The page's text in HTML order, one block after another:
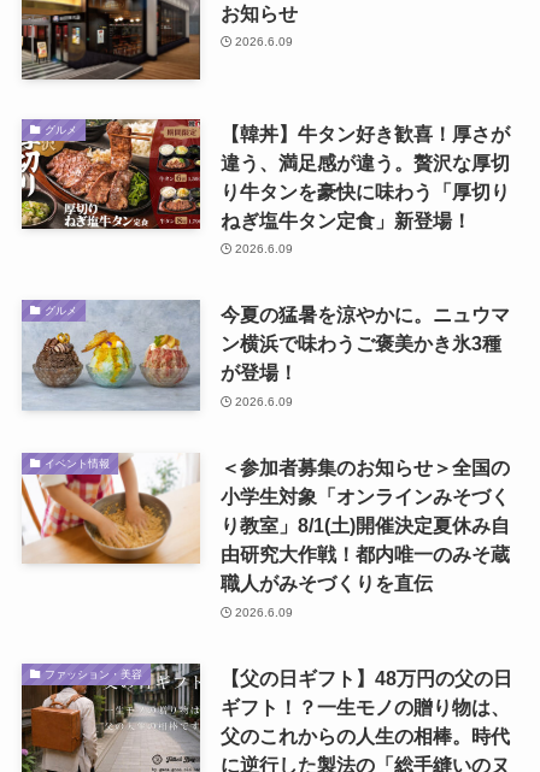
お知らせ
2026.6.09
グルメ
【韓丼】牛タン好き歓喜！厚さが
違う、満足感が違う。贅沢な厚切
り牛タンを豪快に味わう「厚切り
ねぎ塩牛タン定食」新登場！
2026.6.09
グルメ
今夏の猛暑を涼やかに。ニュウマ
ン横浜で味わうご褒美かき氷3種
が登場！
2026.6.09
イベント情報
＜参加者募集のお知らせ＞全国の
小学生対象「オンラインみそづく
り教室」8/1(土)開催決定夏休み自
由研究大作戦！都内唯一のみそ蔵
職人がみそづくりを直伝
2026.6.09
ファッション・美容
【父の日ギフト】48万円の父の日
ギフト！？一生モノの贈り物は、
父のこれからの人生の相棒。時代
に逆行した製法の「総手縫いのヌ